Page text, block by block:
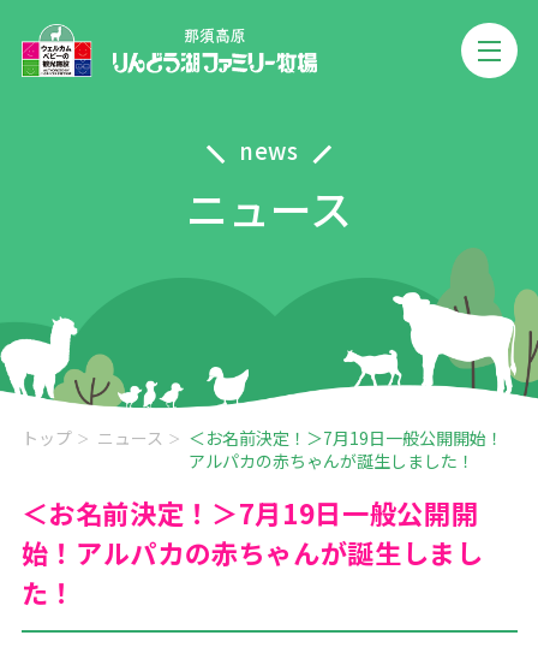
news
ニュース
トップ ニュース
＜お名前決定！＞7月19日一般公開開始！
アルパカの赤ちゃんが誕生しました！
＜お名前決定！＞7月19日一般公開開
始！ アルパカの赤ちゃんが誕生しまし
た！